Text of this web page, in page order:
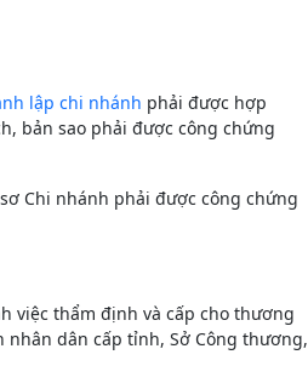
lập chi nhánh phải được hợp
bản sao phải được công chứng
Chi nhánh phải được công chứng
việc thẩm định và cấp cho thương
dân cấp tỉnh, Sở Công thương,